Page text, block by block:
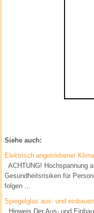
Siehe auch:
Elektrisch angetriebener
ACHTUNG! Hochspannung
Gesundheitsrisiken für
folgen ...
Spiegelglas aus- und einbauen
Hinweis Der Aus- und